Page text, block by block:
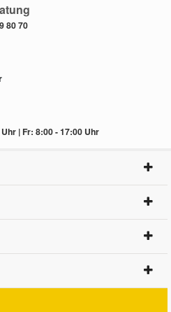
80 70
| Fr: 8:00 - 17:00 Uhr